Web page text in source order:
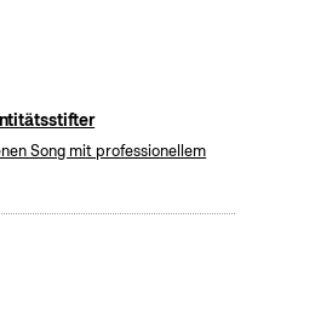
Song mit professionellem